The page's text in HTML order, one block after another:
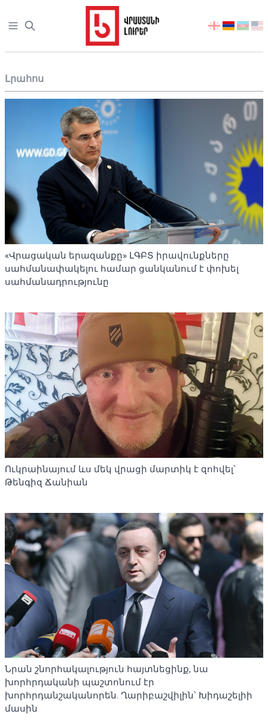
Open sidebar
აირჩიეთ
Լրահոս
«Վրացական երազանքը» ԼԳԲՏ իրավունքները
սահմանափակելու համար ցանկանում է փոխել
սահմանադրությունը
Ուկրաինայում ևս մեկ վրացի մարտիկ է զոհվել՝
Թենգիզ Ճանիան
Նրան շնորհակալություն հայտնեցինք, նա
խորհրդականի պաշտոնում էր
խորհրդանշականորեն. Ղարիբաշվիլին՝ Խիդաշելիի
մասին